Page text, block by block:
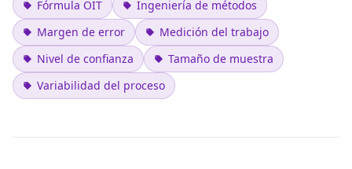
Fórmula OIT
Ingeniería de métodos
Margen de error
Medición del trabajo
Nivel de confianza
Tamaño de muestra
Variabilidad del proceso